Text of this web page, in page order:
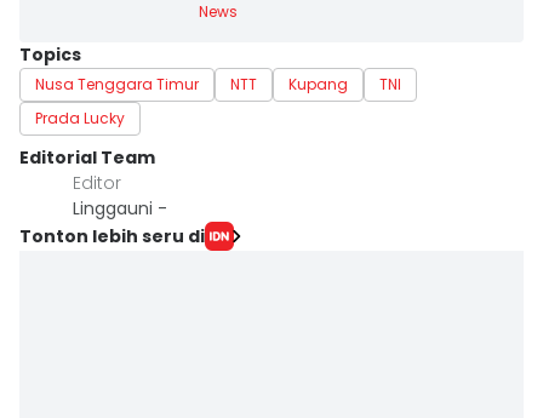
News
Topics
Nusa Tenggara Timur NTT Kupang
TNI
Prada Lucky
Editorial Team
Editor
Linggauni -
Tonton lebih seru di